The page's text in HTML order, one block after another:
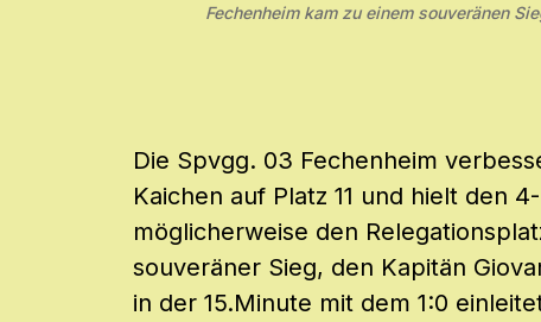
Fechenheim kam zu einem souveränen
Die Spvgg. 03 Fechenheim
Kaichen auf Platz 11 und hielt den
möglicherweise den
souveräner Sieg, den Kapitän
in der 15.Minute mit dem 1:0